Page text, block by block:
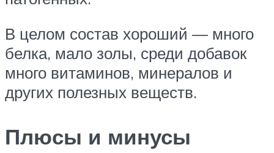
В целом состав хороший — много
белка, мало золы, среди добавок
много витаминов, минералов и
других полезных веществ.
Плюсы и минусы